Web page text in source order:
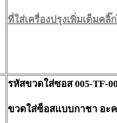
ที่ใส่เครื่องปรุงเพิ่มเต็มคลิ๊
รหัสขวดใส่ซอส 005-TF-
ขวดใส่ซ็อสแบบกาชา อะ